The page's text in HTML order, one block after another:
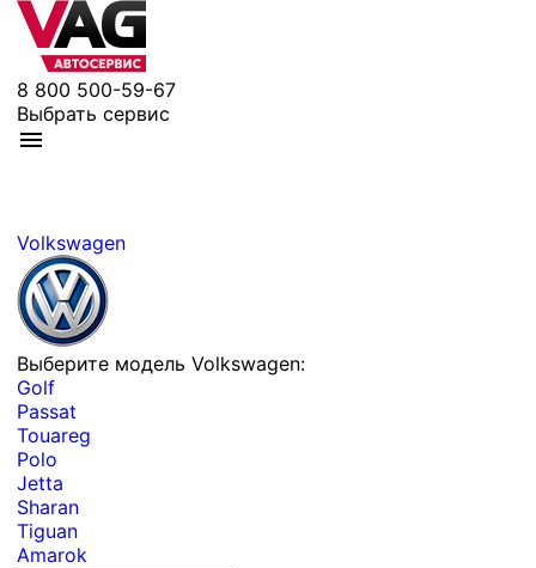
8 800 500-59-67
Выбрать сервис
Volkswagen
Выберите модель Volkswagen:
Golf
Passat
Touareg
Polo
Jetta
Sharan
Tiguan
Amarok